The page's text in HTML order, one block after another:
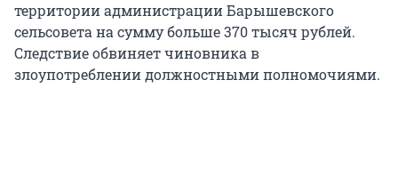
территории администрации Барышевского
сельсовета на сумму больше 370 тысяч рублей.
Следствие обвиняет чиновника в
злоупотреблении должностными полномочиями.